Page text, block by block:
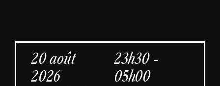
20 août
2026
23h30 -
05h00